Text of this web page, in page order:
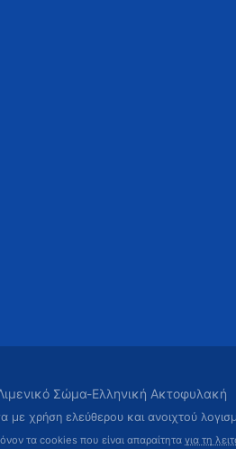
Σώμα-Ελληνική Ακτοφυλακή
με χρήση ελεύθερου και ανοιχτού
τα cookies που είναι απαραίτητα για τη